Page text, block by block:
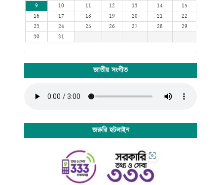
9
10 11 12 13 14
15
16
17 18 19 20 21
22
23
24 25 26 27 28
29
30
31
জাতীয় সংগীত
জরুরি হটলাইন